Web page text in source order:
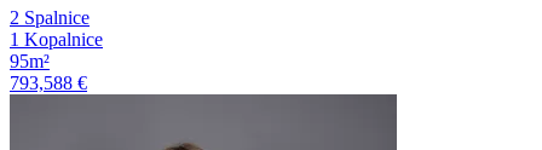
2 Spalnice
1 Kopalnice
95m²
793,588 €